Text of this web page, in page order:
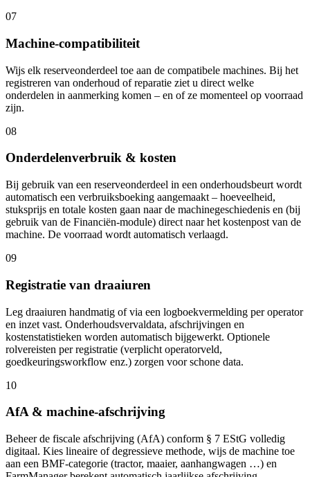
07
Machine-compatibiliteit
Wijs elk reserveonderdeel toe aan de compatibele machines. Bij het
registreren van onderhoud of reparatie ziet u direct welke
onderdelen in aanmerking komen – en of ze momenteel op voorraad
zijn.
08
Onderdelenverbruik & kosten
Bij gebruik van een reserveonderdeel in een onderhoudsbeurt wordt
automatisch een verbruiksboeking aangemaakt – hoeveelheid,
stuksprijs en totale kosten gaan naar de machinegeschiedenis en (bij
gebruik van de Financiën-module) direct naar het kostenpost van de
machine. De voorraad wordt automatisch verlaagd.
09
Registratie van draaiuren
Leg draaiuren handmatig of via een logboekvermelding per operator
en inzet vast. Onderhoudsvervaldata, afschrijvingen en
kostenstatistieken worden automatisch bijgewerkt. Optionele
rolvereisten per registratie (verplicht operatorveld,
goedkeuringsworkflow enz.) zorgen voor schone data.
10
AfA & machine-afschrijving
Beheer de fiscale afschrijving (AfA) conform § 7 EStG volledig
digitaal. Kies lineaire of degressieve methode, wijs de machine toe
aan een BMF-categorie (tractor, maaier, aanhangwagen …) en